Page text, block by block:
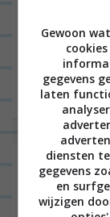
Laat
Het e-
Gewoon
gegevens
laten
diensten
gegevens
en
wijzigen